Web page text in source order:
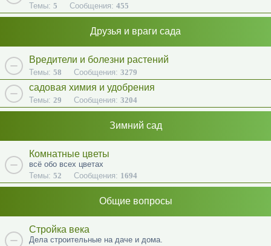
Темы: 5 Сообщения: 455
Друзья и враги сада
Вредители и болезни растений
Темы: 58 Сообщения: 3279
садовая химия и удобрения
Темы: 29 Сообщения: 3204
Зимний сад
Комнатные цветы
всё обо всех цветах
Темы: 52 Сообщения: 1694
Общие вопросы
Стройка века
Дела строительные на даче и дома.